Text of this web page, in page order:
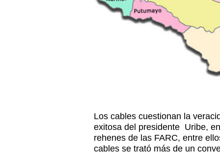
Los cables cuestionan la
exitosa del presidente Uribe,
rehenes de las FARC, entre
cables se trató más de un